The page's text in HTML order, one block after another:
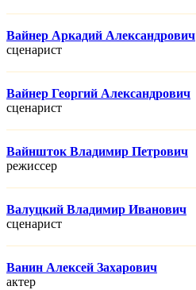
Вайнер Аркадий Александрович
сценарист
Вайнер Георгий Александрович
сценарист
Вайншток Владимир Петрович
режисcер
Валуцкий Владимир Иванович
сценарист
Ванин Алексей Захарович
актер